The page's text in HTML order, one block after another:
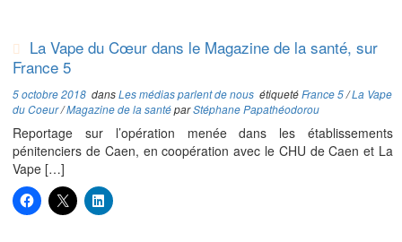
La Vape du Cœur dans le Magazine de la santé, sur
France 5
5 octobre 2018 dansLes médias parlent de nous étiquetéFrance 5/La Vape
du Coeur/Magazine de la santéparStéphane Papathéodorou
Reportage sur l’opération menée dans les établissements
pénitenciers de Caen, en coopération avec le CHU de Caen et La
Vape […]